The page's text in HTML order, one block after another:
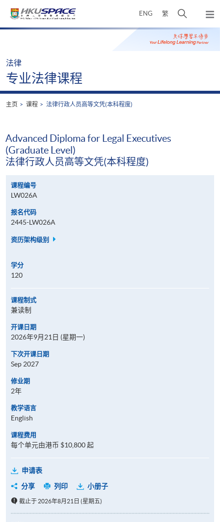
ENG 繁
开
搜
寻
弹
出
主
Main
法律
专业法律课程
主页 课程 法律行政人员高等文凭(本科程度)
Advanced Diploma for Legal Executives
(Graduate Level)
法律行政人员高等文凭(本科程度)
课程编号
LW026A
报名代码
2445-LW026A
资历架构级别
学分
120
课程制式
兼读制
开课日期
2026年9月21日 (星期一)
下次开课日期
Sep 2027
修业期
2年
教学语言
English
课程费用
每个单元由港币 $10,800 起
申请表
分享
列印 小册子
截止于 2026年8月21日 (星期五)